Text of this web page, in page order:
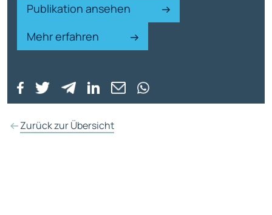
Publikation ansehen
Mehr erfahren
Zurück zur Übersicht